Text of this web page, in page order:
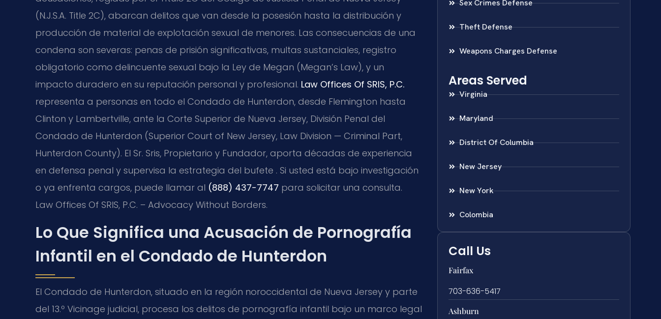
(N.J.S.A. Title 2C), abarcan delitos que van desde la posesión hasta la distribución y
producción de material de explotación sexual de menores. Las consecuencias de una
condena son severas: penas de prisión significativas, multas sustanciales, registro
obligatorio como delincuente sexual bajo la Ley de Megan (Megan’s Law), y un
impacto duradero en su reputación personal y profesional. Law Offices Of SRIS, P.C.
representa a personas en todo el Condado de Hunterdon, desde Flemington hasta
Clinton y Lambertville, ante la Corte Superior de Nueva Jersey, División Penal del
Condado de Hunterdon (Superior Court of New Jersey, Law Division — Criminal Part,
Hunterdon County). El Sr. Sris, Propietario y Fundador, aporta décadas de experiencia
en defensa penal y supervisa la estrategia del bufete . Si usted está bajo investigación
o ya enfrenta cargos, puede llamar al (888) 437-7747 para solicitar una consulta.
Law Offices Of SRIS, P.C. – Advocacy Without Borders.
Lo Que Significa una Acusación de Pornografía
Infantil en el Condado de Hunterdon
El Condado de Hunterdon, situado en la región noroccidental de Nueva Jersey y parte
del 13.º Vicinage judicial, procesa los delitos de pornografía infantil bajo un marco legal
Sex Crimes Defense
Theft Defense
Weapons Charges Defense
Areas Served
Virginia
Maryland
District Of Columbia
New Jersey
New York
Colombia
Call Us
Fairfax
703-636-5417
Ashburn